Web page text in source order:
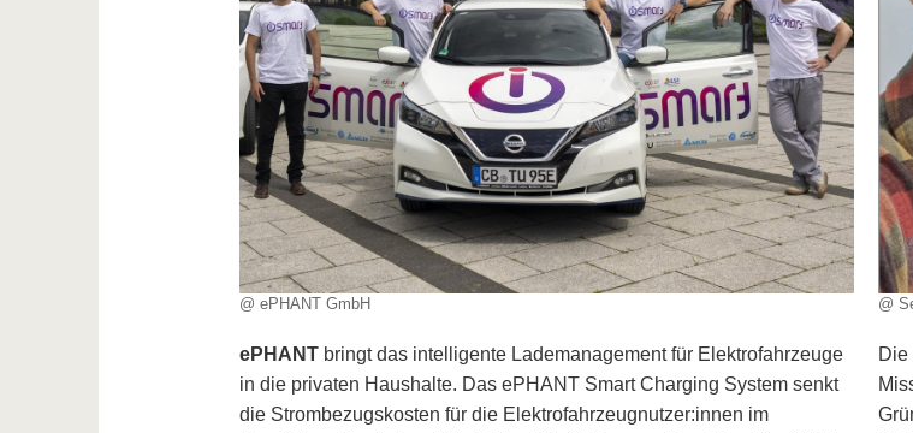
@ ePHANT GmbH
ePHANTbringt das intelligente Lademanagement für Elektrofahrzeuge
in die privaten Haushalte. Das ePHANT Smart Charging System senkt
die Strombezugskosten für die Elektrofahrzeugnutzer:innen im
@
Die